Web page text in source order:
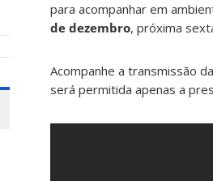
para acompanhar em
de dezembro, próxima
Acompanhe a transmissão
será permitida apenas a